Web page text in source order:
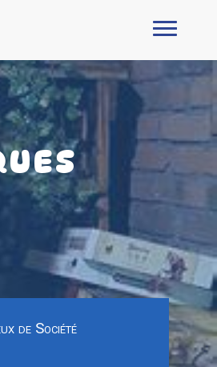
de Société